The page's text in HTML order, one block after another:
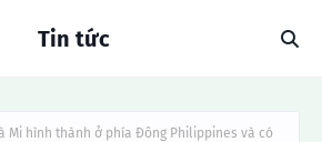
Tin tức
Mi hình thành ở phía Đông Philippines và có